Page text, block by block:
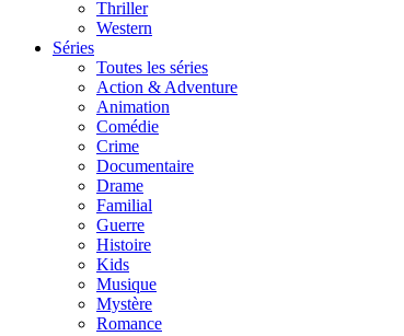
Thriller
Western
Séries
Toutes les séries
Action & Adventure
Animation
Comédie
Crime
Documentaire
Drame
Familial
Guerre
Histoire
Kids
Musique
Mystère
Romance